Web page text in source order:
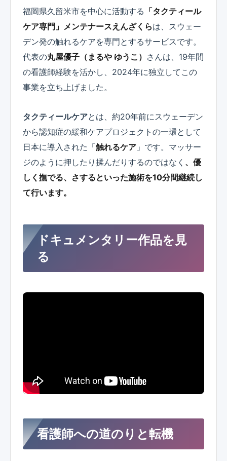
福岡県久留米市を中心に活動する 「タクティール
ケア専門」メンテナースえんざくらは、スウェー
デン発の触れるケアを専門とするサービスです。
代表の丸屋優子（まるや ゆうこ） さんは、19年間
の看護師経験を活かし、2024年に独立してこの
事業を立ち上げました。
タクティールケアとは、約20年前にスウェーデン
から認知症の緩和ケアプロジェクトの一環として
日本に導入された「触れるケア 」です。マッサー
ジのように押したり揉んだりするのではなく 、優
しく撫でる、さするといった施術を10分間継続し
て行います。
ドキュメンタリー作品を見
る
看護師への道のりと転機